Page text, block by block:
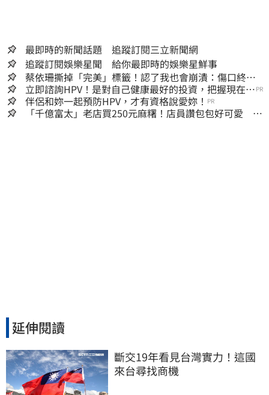
最即時的新聞話題 追蹤訂閱三立新聞網
追蹤訂閱娛樂星聞 給你最即時的娛樂星鮮事
蔡依珊撕掉「完美」標籤！認了我也會崩潰：傷口終究
會癒合
立即諮詢HPV！是對自己健康最好的投資，把握現在不
嫌晚！
PR
伴侶和妳一起預防HPV，才有資格說愛妳！ PR
「千億富太」老店買250元麻糬！店員讚包包好可愛 笑
延伸閱讀
斷交19年看見台灣實力！這國
來台尋找商機